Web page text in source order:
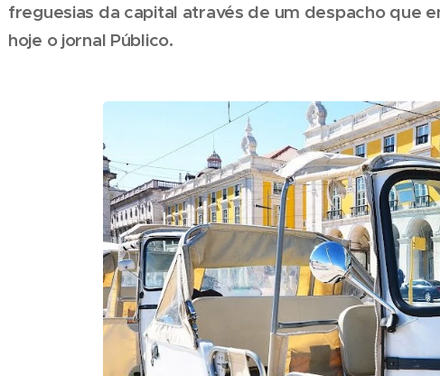
freguesias da capital através de um despacho que
hoje o jornal Público.